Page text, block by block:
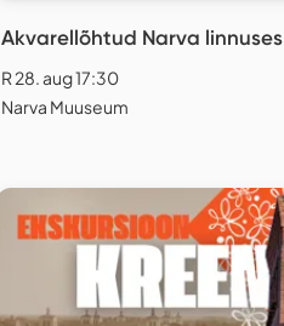
Akvarellõhtud Narva linnuses
R 28. aug 17:30
Narva Muuseum